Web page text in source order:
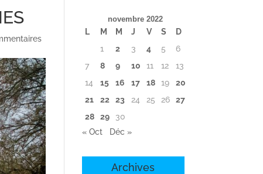
novembre 2022
L M M J V S
D
1
2 3 4 5
6
7
8 9 10 11 12
13
14
15 16 17 18 19
20
21
22 23 24 25 26
27
28
29
30
« Oct
Déc »
Archives